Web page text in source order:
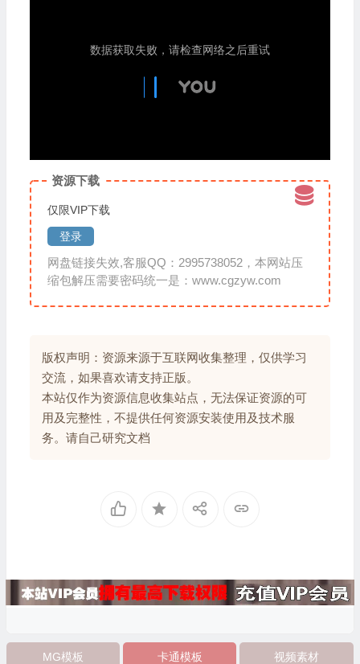
资源下载
仅限VIP下载
登录
网盘链接失效,客服QQ：2995738052，本网站压
缩包解压需要密码统一是：www.cgzyw.com
版权声明：资源来源于互联网收集整理，仅供学习
交流，如果喜欢请支持正版。
本站仅作为资源信息收集站点，无法保证资源的可
用及完整性，不提供任何资源安装使用及技术服
务。请自己研究文档
MG模板 卡通模板 视频素材